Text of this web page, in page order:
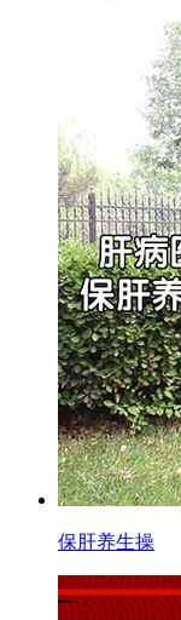
保肝养生操